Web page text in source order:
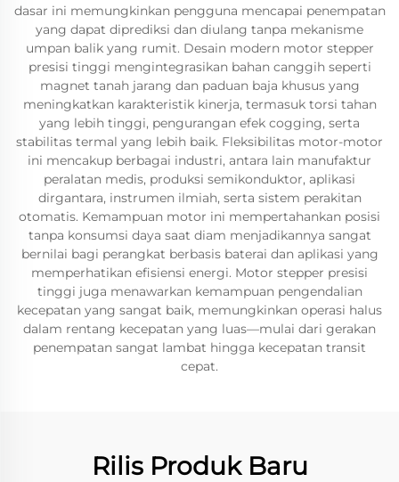
dasar ini memungkinkan pengguna mencapai penempatan
yang dapat diprediksi dan diulang tanpa mekanisme
umpan balik yang rumit. Desain modern motor stepper
presisi tinggi mengintegrasikan bahan canggih seperti
magnet tanah jarang dan paduan baja khusus yang
meningkatkan karakteristik kinerja, termasuk torsi tahan
yang lebih tinggi, pengurangan efek cogging, serta
stabilitas termal yang lebih baik. Fleksibilitas motor-motor
ini mencakup berbagai industri, antara lain manufaktur
peralatan medis, produksi semikonduktor, aplikasi
dirgantara, instrumen ilmiah, serta sistem perakitan
otomatis. Kemampuan motor ini mempertahankan posisi
tanpa konsumsi daya saat diam menjadikannya sangat
bernilai bagi perangkat berbasis baterai dan aplikasi yang
memperhatikan efisiensi energi. Motor stepper presisi
tinggi juga menawarkan kemampuan pengendalian
kecepatan yang sangat baik, memungkinkan operasi halus
dalam rentang kecepatan yang luas—mulai dari gerakan
penempatan sangat lambat hingga kecepatan transit
cepat.
Rilis Produk Baru